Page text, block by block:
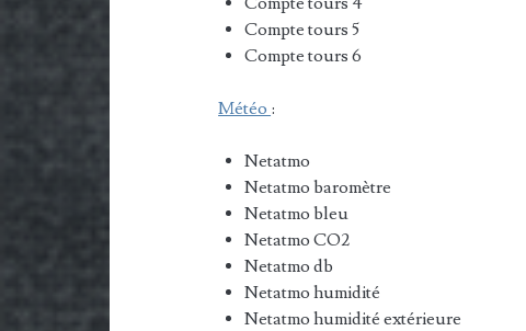
Compte tours 5
Compte tours 6
Météo :
Netatmo
Netatmo baromètre
Netatmo bleu
Netatmo CO2
Netatmo db
Netatmo humidité
Netatmo humidité extérieure